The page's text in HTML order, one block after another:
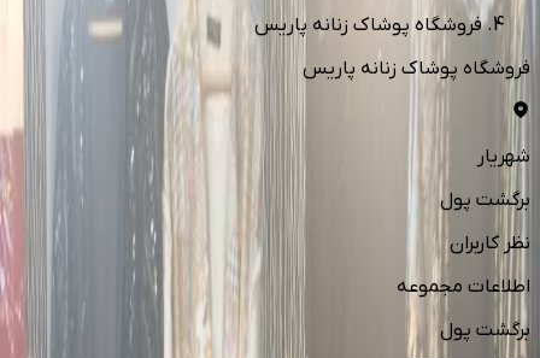
فروشگاه پوشاک زنانه پاریس
فروشگاه پوشاک زنانه پاریس
شهریار
برگشت پول
نظر کاربران
اطلاعات مجموعه
برگشت پول